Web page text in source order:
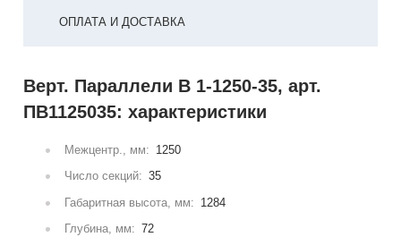
ОПЛАТА И ДОСТАВКА
Верт. Параллели В 1-1250-35, арт.
ПВ1125035: характеристики
Межцентр., мм: 1250
Число секций: 35
Габаритная высота, мм: 1284
Глубина, мм: 72